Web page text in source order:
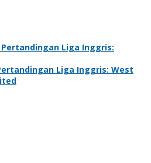
Liga Inggris:
Liga Inggris: West